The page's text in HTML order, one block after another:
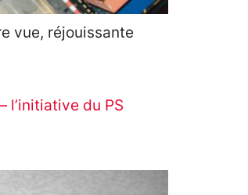
vue, réjouissante
du PS